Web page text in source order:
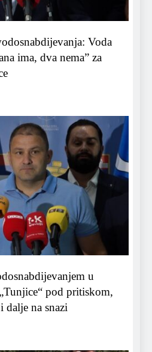
Voda
ima, dva nema” za
u
pod pritiskom,
dalje na snazi